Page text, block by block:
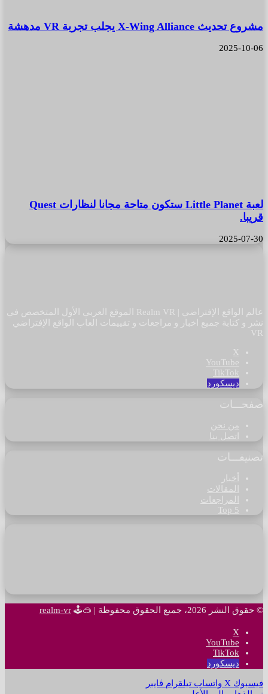
مشروع تحديث X-Wing Alliance يجلب تجربة VR مدهشة
2025-10-06
لعبة Little Planet ستكون متاحة مجانا لنظارات Quest
قريبا.
2025-07-30
عالم الواقع الإفتراضي | Realm VR الموقع العربي الأول المتخصص في
نشر و كتابة جميع اخبار و مراجعات و تقييمات العاب الواقع الإفتراضي
VR
‫X
‫YouTube
‫TikTok
ديسكورد
صفحـــات
من نحن
اتصل بنا
تصنيفـــات
أخبار
المقالات
المراجعات
Top 5
© حقوق النشر 2026، جميع الحقوق محفوظة | 🥽🕹
realm-vr
‫X
‫YouTube
‫TikTok
ديسكورد
فيسبوك ‫X واتساب تيلقرام ڤايبر